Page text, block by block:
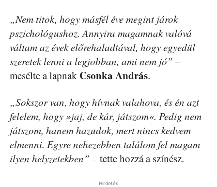
„Nem titok, hogy másfél éve megint járok
pszichológushoz. Annyira magamnak valóvá
váltam az évek előrehaladtával, hogy egyedül
szeretek lenni a legjobban, ami nem jó” –
mesélte a lapnak Csonka András.
„Sokszor van, hogy hívnak valahova, és én azt
felelem, hogy »jaj, de kár, játszom«. Pedig nem
játszom, hanem hazudok, mert nincs kedvem
elmenni. Egyre nehezebben találom fel magam
ilyen helyzetekben” – tette hozzá a színész.
Hirdetés